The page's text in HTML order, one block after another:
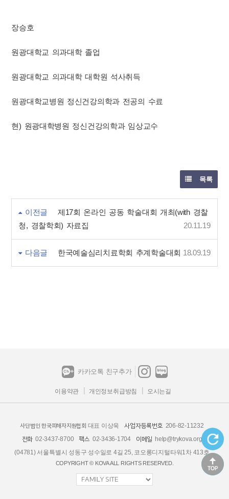
장승호
원광대학교 의과대학 졸업
원광대학교 의과대학 대학원 석사취득
원광대학교병원 정신건강의학과 전공의 수료
현) 원광대학병원 정신건강의학과 임상교수
목록
이전글
제17회 온라인 공동 학술대회 개최(with 경찰
청, 경찰학회) 자료집
20.11.19
다음글 한국예술심리치료학회 추계학술대회 18.09.19
카카오톡 친구추가
이용약관 개인정보취급방침 오시는길
사단법인 한국피해자지원협회 대표 이상욱 사업자등록번호 206-82-11232
전화 02-3437-8700 팩스 02-3436-1704 이메일
help@trykova.org
(04781) 서울특별시 성동구 성수일로 4길 25, 코오롱디지털타워1차 413호
COPYRIGHT © KOVA ALL RIGHTS RESERVED.